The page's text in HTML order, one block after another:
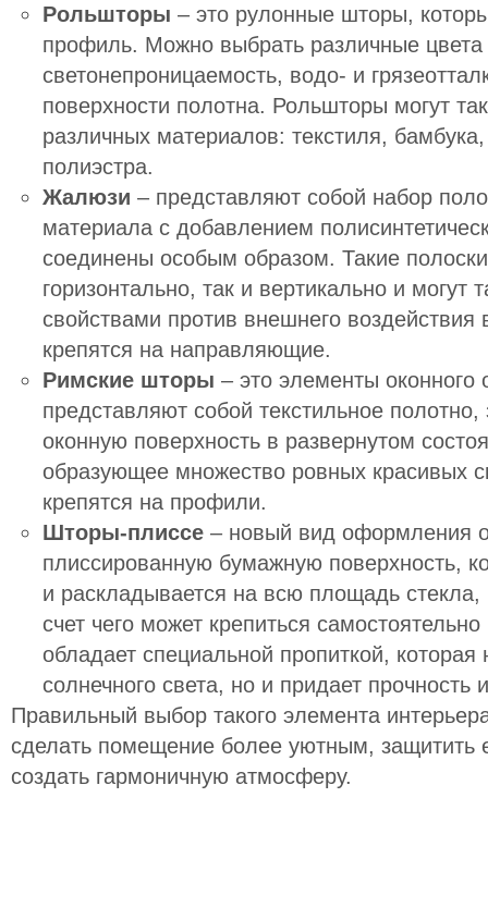
Рольшторы – это рулонные шторы,
профиль. Можно выбрать различные цвета
светонепроницаемость, водо- и
поверхности полотна. Рольшторы могут
различных материалов: текстиля,
полиэстра.
Жалюзи – представляют собой набор
материала с добавлением
соединены особым образом. Такие полоски
горизонтально, так и вертикально и могут
свойствами против внешнего
крепятся на направляющие.
Римские шторы – это элементы
представляют собой текстильное
оконную поверхность в развернутом
образующее множество ровных красивых
крепятся на профили.
Шторы-плиссе– новый вид оформления
плиссированную бумажную поверхность,
и раскладывается на всю площадь
счет чего может крепиться
обладает специальной пропиткой,
солнечного света, но и придает прочность
Правильный выбор такого элемента
сделать помещение более уютным, защитить
создать гармоничную атмосферу.